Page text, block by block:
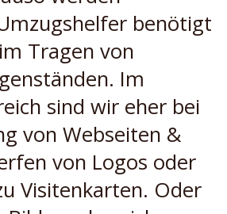
benötigt
Tragen von
Im
sind wir eher bei
von Webseiten &
von Logos oder
Visitenkarten. Oder